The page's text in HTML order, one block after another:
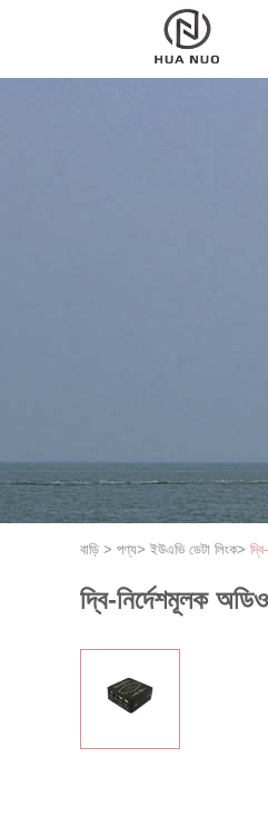
বাড়ি > পণ্য> ইউএভি ডেটা লিংক>
দ্বি-নির্দেশমূলক